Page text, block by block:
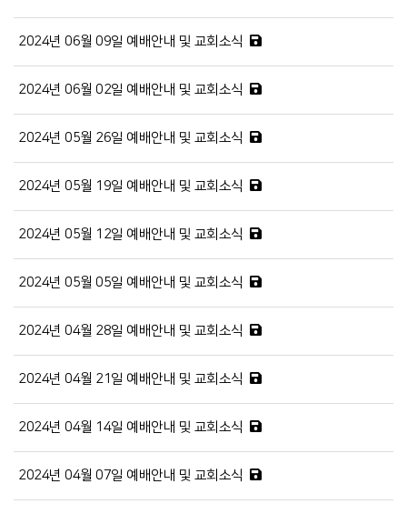
2024년 06월 09일 예배안내 및 교회소식
2024년 06월 02일 예배안내 및 교회소식
2024년 05월 26일 예배안내 및 교회소식
2024년 05월 19일 예배안내 및 교회소식
2024년 05월 12일 예배안내 및 교회소식
2024년 05월 05일 예배안내 및 교회소식
2024년 04월 28일 예배안내 및 교회소식
2024년 04월 21일 예배안내 및 교회소식
2024년 04월 14일 예배안내 및 교회소식
2024년 04월 07일 예배안내 및 교회소식